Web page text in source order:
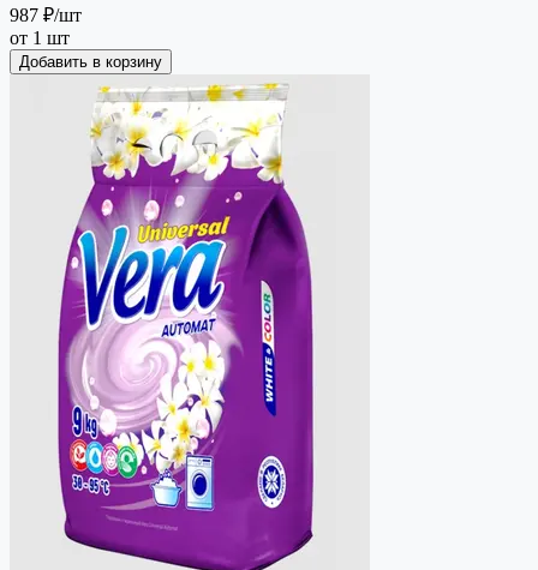
987 ₽/шт
от 1 шт
Добавить в корзину